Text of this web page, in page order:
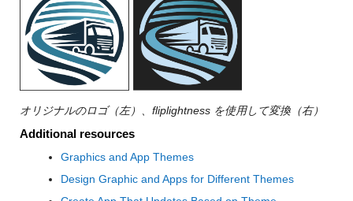
オリジナルのロゴ（左）、fliplightness を使用して変換（右）
Additional resources
Graphics and App Themes
Design Graphic and Apps for Different Themes